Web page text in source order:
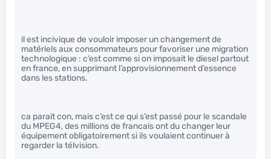
il est incivique de vouloir imposer un changement de
matériels aux consommateurs pour favoriser une migration
technologique : c’est comme si on imposait le diesel partout
en france, en supprimant l’approvisionnement d’essence
dans les stations.
ca parait con, mais c’est ce qui s’est passé pour le scandale
du MPEG4, des millions de francais ont du changer leur
équipement obligatoirement si ils voulaient continuer à
regarder la télvision.